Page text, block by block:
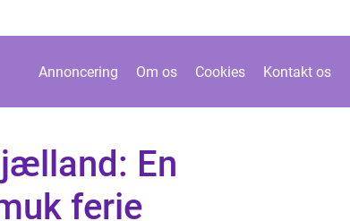
Annoncering Om os Cookies Kontakt os
En
ferie